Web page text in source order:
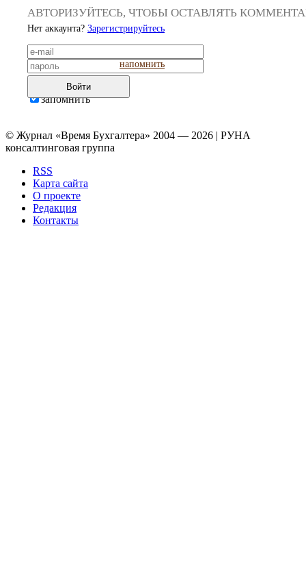
АВТОРИЗУЙТЕСЬ, ЧТОБЫ ОСТАВЛЯТЬ
Нет аккаунта? Зарегистрируйтесь
напомнить
Войти
запомнить
© Журнал «Время Бухгалтера» 2004 — 2026 | РУНА
консалтинговая группа
RSS
Карта сайта
О проекте
Редакция
Контакты